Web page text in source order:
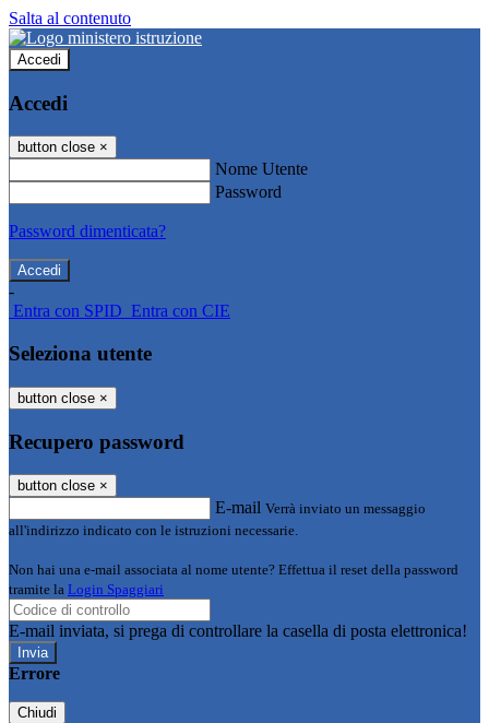
Salta al contenuto
Accedi
Accedi
button close ×
Nome Utente
Password
Password dimenticata?
-
Entra con SPID Entra con CIE
Seleziona utente
button close ×
Recupero password
button close ×
E-mail Verrà inviato un messaggio
all'indirizzo indicato con le istruzioni necessarie.
Non hai una e-mail associata al nome utente? Effettua il reset della password
tramite la Login Spaggiari
E-mail inviata, si prega di controllare la casella di posta elettronica!
Errore
Chiudi